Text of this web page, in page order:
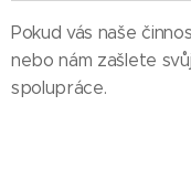
Pokud vás naše
nebo nám zašlete
spolupráce.